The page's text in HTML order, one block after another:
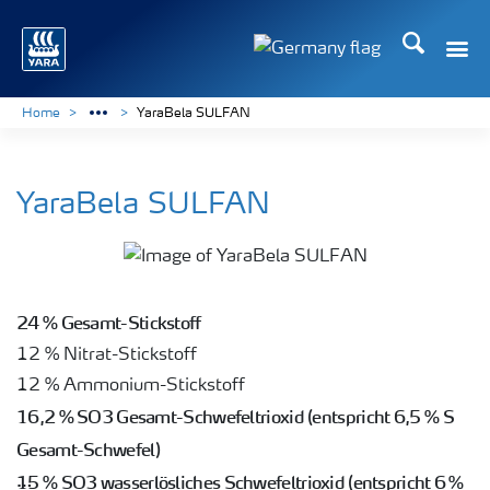
Suchen
Home YaraBela SULFAN
YaraBela SULFAN
24 % Gesamt-Stickstoff
12 % Nitrat-Stickstoff
12 % Ammonium-Stickstoff
16,2 % SO3 Gesamt-Schwefeltrioxid (entspricht 6,5 % S
Gesamt-Schwefel)
15 % SO3 wasserlösliches Schwefeltrioxid (entspricht 6 %